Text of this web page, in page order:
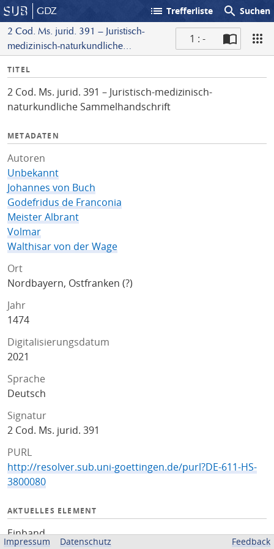
GDZ list Trefferliste search Suchen
2 Cod. Ms. jurid. 391 – Juristisch-
medizinisch-naturkundliche
1 : -
I
f
o
TITEL
2 Cod. Ms. jurid. 391 – Juristisch-medizinisch-
naturkundliche Sammelhandschrift
METADATEN
Autoren
Unbekannt
Johannes von Buch
Godefridus de Franconia
Meister Albrant
Volmar
Walthisar von der Wage
Ort
Nordbayern, Ostfranken (?)
Jahr
1474
Digitalisierungsdatum
2021
Sprache
Deutsch
Signatur
2 Cod. Ms. jurid. 391
PURL
http://resolver.sub.uni-goettingen.de/purl?DE-611-HS-
3800080
AKTUELLES ELEMENT
Einband
Impressum Datenschutz Feedback